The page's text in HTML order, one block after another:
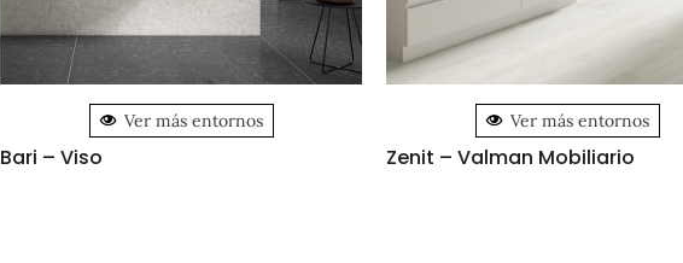
Ver más entornos
Bari – Viso
Ver más entornos
Zenit – Valman Mobiliario